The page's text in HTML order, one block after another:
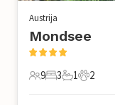
Austrija
Mondsee
9 Gosti
9
3 Spavaće sobe
3
1 Kupaonica
1
2
2